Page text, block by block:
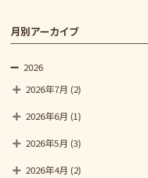
月別アーカイブ
2026
2026年7月 (2)
2026年6月 (1)
2026年5月 (3)
2026年4月 (2)